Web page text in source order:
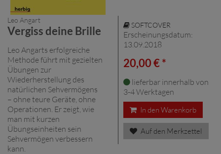
Leo Angart
Vergiss deine Brille
Leo Angarts erfolgreiche
Methode führt mit gezielten
Übungen zur
Wiederherstellung des
natürlichen Sehvermögens
– ohne teure Geräte, ohne
Operationen. Er zeigt, wie
man mit kurzen
Übungseinheiten sein
Sehvermögen verbessern
kann.
SOFTCOVER
Erscheinungsdatum:
13.09.2018
20,00 € *
lieferbar innerhalb von
3-4 Werktagen
In den Warenkorb
Auf den Merkzettel